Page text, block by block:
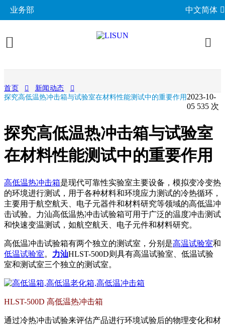
业务部 中文简体
照明与光度测试
积分球光谱辐射计系统
LED老化与热阻测试
光生物安全与蓝光危害
其他LED测试设备
EMI电磁干扰测试系统
EMS电磁抗扰度测试仪
交流与直流测试电源
环境试验箱
高低温湿热试验箱
IP防水防尘测试设备
耐候与腐蚀测试
电气安规测试
阻燃与防火测试设备
安规测试仪
电子元器件测试
标准试验指与探针
机械力学与量规
机械力学测试机
插头插座与线缆测试
插头插座量规
材料与光学分析
RoHS与元素分析仪
颜色与光泽度测试仪
其他分析仪
行业应用
LED与灯具测试方案
LM-79与LM-80测试方案
LED驱动测试方案
家用电器测试方案
移动与网络测试方案
汽车电子测试方案
音视频与IT测试方案
线缆测试方案
插头插座测试方案
电源开关测试方案
变压器测试方案
相关标准
GB 中国国家标准
ISO国际标准化组织
CIE国际照明委员会
EN欧洲标准
UL美国标准
成功案例
电子目录
新闻动态
联系我们
首页
新闻动态
探究高低温热冲击箱与试验室在材料性能测试中的重要作用 2023-10-
05 535 次
探究高低温热冲击箱与试验室
在材料性能测试中的重要作用
高低温热冲击箱是现代可靠性实验室主要设备，模拟变冷变热
的环境进行测试，用于各种材料和环境应力测试的冷热循环，
主要用于航空航天、电子元器件和材料研究等领域的高低温冲
击试验。力汕高低温热冲击试验箱可用于广泛的温度冲击测试
和快速变温测试，如航空航天、电子元件和材料研究。
高低温冲击试验箱有两个独立的测试室，分别是高温试验室和
低温试验室。 力汕HLST-500D则具有高温试验室、低温试验
室和测试室三个独立的测试室。
HLST-500D 高低温热冲击箱
通过冷热冲击试验来评估产品进行环境试验后的物理变化和材